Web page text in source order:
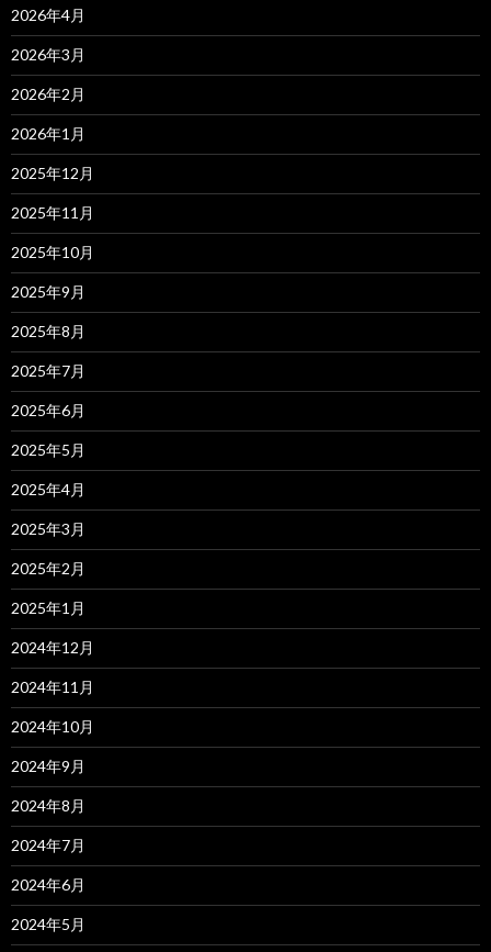
2026年4月
2026年3月
2026年2月
2026年1月
2025年12月
2025年11月
2025年10月
2025年9月
2025年8月
2025年7月
2025年6月
2025年5月
2025年4月
2025年3月
2025年2月
2025年1月
2024年12月
2024年11月
2024年10月
2024年9月
2024年8月
2024年7月
2024年6月
2024年5月